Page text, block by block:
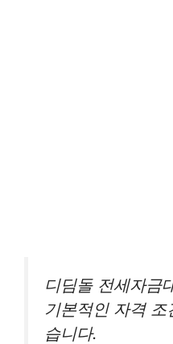
디딤돌 전세자금
기본적인 자격
습니다.